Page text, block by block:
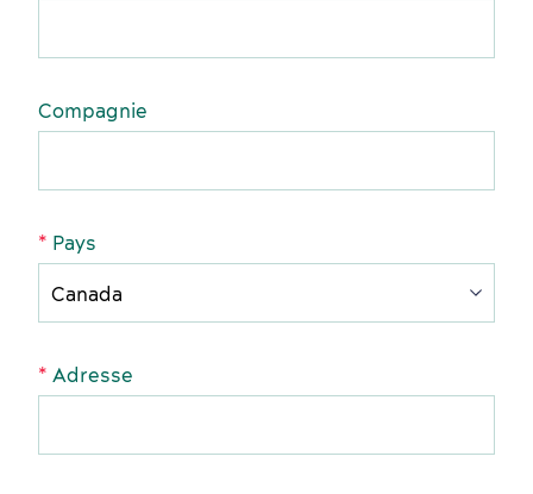
Activités et expériences
Salles de réunion
Compagnie
Pays
Adresse